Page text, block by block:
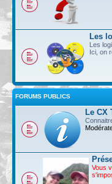
Les
Les
Ici, on
FORUMS PUBLICS
Le CX
Vous